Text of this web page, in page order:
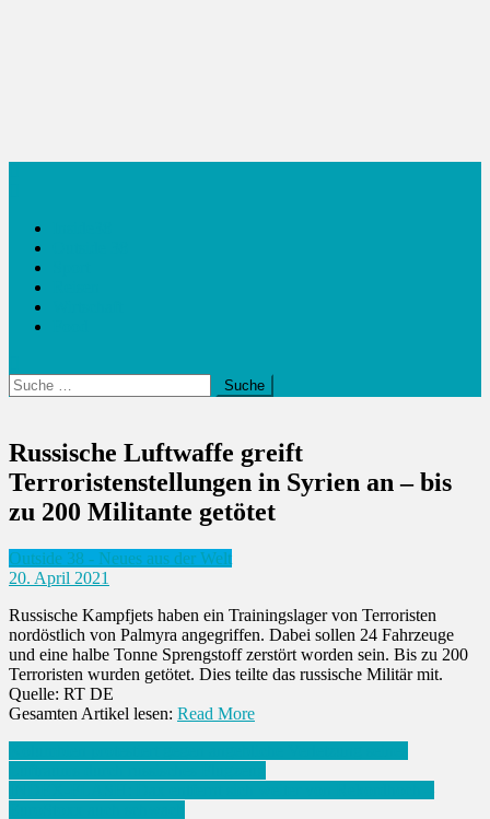
Suche
nach:
Russische Luftwaffe greift
Terroristenstellungen in Syrien an – bis
zu 200 Militante getötet
Outside 38 - Neues aus der Welt
20. April 2021
Russische Kampfjets haben ein Trainingslager von Terroristen
nordöstlich von Palmyra angegriffen. Dabei sollen 24 Fahrzeuge
und eine halbe Tonne Sprengstoff zerstört worden sein. Bis zu 200
Terroristen wurden getötet. Dies teilte das russische Militär mit.
Quelle: RT DE
Gesamten Artikel lesen: Read More
Beitrags-
Navigation